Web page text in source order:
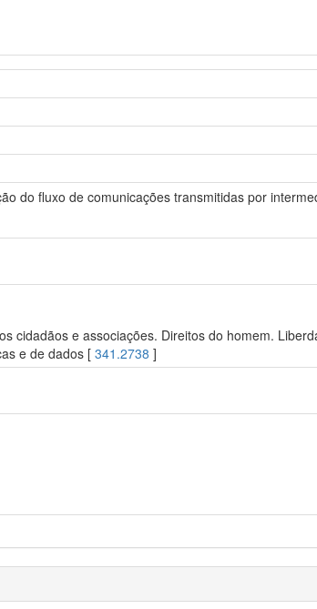
do fluxo de comunicações transmitidas por
cidadãos e associações. Direitos do homem.
e de dados [341.2738 ]